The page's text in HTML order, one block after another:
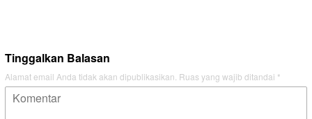
Tinggalkan Balasan
Alamat email Anda tidak akan dipublikasikan. Ruas yang wajib ditandai *